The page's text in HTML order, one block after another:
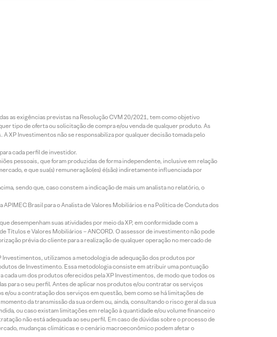
as exigências previstas na Resolução CVM 20/2021, tem como objetivo
tipo de oferta ou solicitação de compra e/ou venda de qualquer produto. As
XP Investimentos não se responsabiliza por qualquer decisão tomada pelo
cada perfil de investidor.
pessoais, que foram produzidas de forma independente, inclusive em relação
e que sua(s) remuneração(es) é(são) indiretamente influenciada por
sendo que, caso constem a indicação de mais um analista no relatório, o
Brasil para o Analista de Valores Mobiliários e na Política de Conduta dos
desempenham suas atividades por meio da XP, em conformidade com a
Títulos e Valores Mobiliários – ANCORD. O assessor de investimento não pode
prévia do cliente para a realização de qualquer operação no mercado de
utilizamos a metodologia de adequação dos produtos por
de Investimento. Essa metodologia consiste em atribuir uma pontuação
cada um dos produtos oferecidos pela XP Investimentos, de modo que todos os
para o seu perfil. Antes de aplicar nos produtos e/ou contratar os serviços
ou a contratação dos serviços em questão, bem como se há limitações de
da transmissão da sua ordem ou, ainda, consultando o risco geral da sua
ou caso existam limitações em relação à quantidade e/ou volume financeiro
não está adequada ao seu perfil. Em caso de dúvidas sobre o processo de
mudanças climáticas e o cenário macroeconômico podem afetar o